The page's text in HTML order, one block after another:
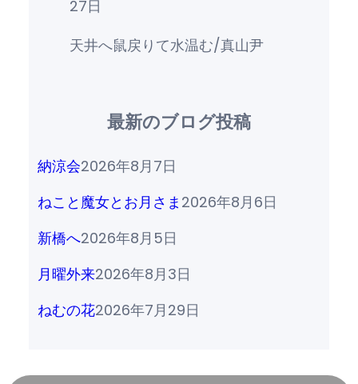
27日
天井へ鼠戻りて水温む/真山尹
最新のブログ投稿
納涼会2026年8月7日
ねこと魔女とお月さま 2026年8月6日
新橋へ2026年8月5日
月曜外来2026年8月3日
ねむの花2026年7月29日